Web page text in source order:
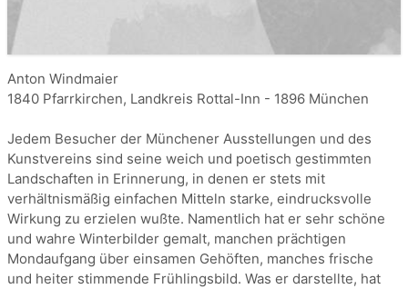
Anton Windmaier
1840 Pfarrkirchen, Landkreis Rottal-Inn - 1896 München
Jedem Besucher der Münchener Ausstellungen und des
Kunstvereins sind seine weich und poetisch gestimmten
Landschaften in Erinnerung, in denen er stets mit
verhältnismäßig einfachen Mitteln starke, eindrucksvolle
Wirkung zu erzielen wußte. Namentlich hat er sehr schöne
und wahre Winterbilder gemalt, manchen prächtigen
Mondaufgang über einsamen Gehöften, manches frische
und heiter stimmende Frühlingsbild. Was er darstellte, hat